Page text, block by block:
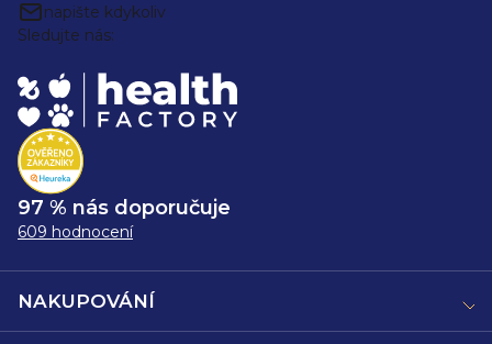
napište kdykoliv
Sledujte nás:
97 % nás doporučuje
609 hodnocení
NAKUPOVÁNÍ